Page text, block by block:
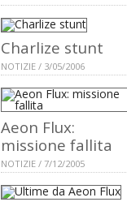
Charlize stunt
NOTIZIE / 3/05/2006
Aeon Flux:
missione fallita
NOTIZIE / 7/12/2005